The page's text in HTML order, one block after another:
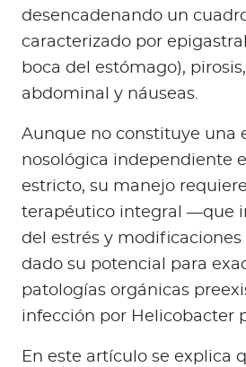
u
Ingresar a Mi Bupa
Para Clientes
Para Agentes
desencadenando un
caracterizado por
boca del estómago),
abdominal y náuseas.
Aunque no constituye una
nosológica independiente
estricto, su manejo
terapéutico integral —que
del estrés y
dado su potencial para
patologías orgánicas
infección por Helicobacter
En este artículo se explica